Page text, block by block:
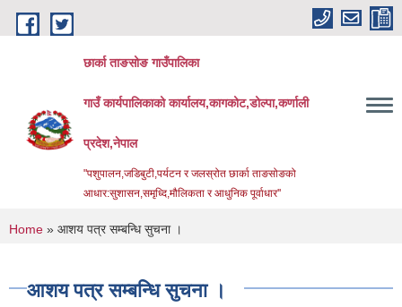
Skip to main content
छार्का ताङसोङ गाउँपालिका
गाउँ कार्यपालिकाको कार्यालय,कागकोट,डोल्पा,कर्णाली
प्रदेश,नेपाल
"पशुपालन,जडिबुटी,पर्यटन र जलस्रोत छार्का ताङसोङको
आधार:सुशासन,समृध्दि,मौलिकता र आधुनिक पूर्वाधार''
You are here
Home » आशय पत्र सम्बन्धि सुचना ।
आशय पत्र सम्बन्धि सुचना ।